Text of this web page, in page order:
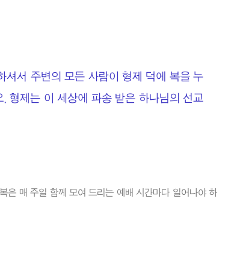
서 주변의 모든 사람이 형제 덕에 복을 누
형제는 이 세상에 파송 받은 하나님의 선교
은 매 주일 함께 모여 드리는 예배 시간마다 일어나야 하